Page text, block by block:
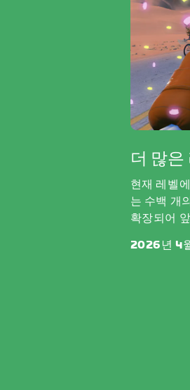
더 많은
현재 레벨
는 수백 개
확장되어
2026년 4